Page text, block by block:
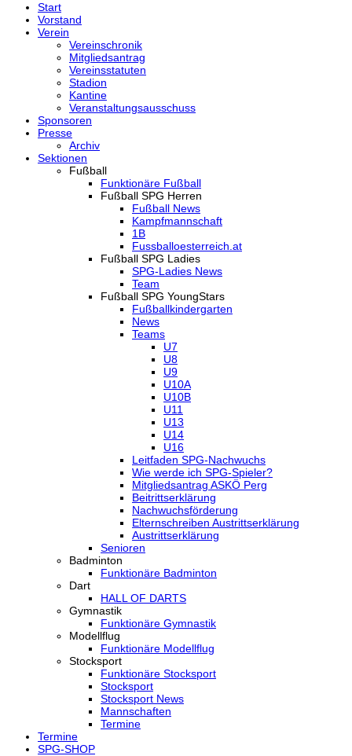
Start
Vorstand
Verein
Vereinschronik
Mitgliedsantrag
Vereinsstatuten
Stadion
Kantine
Veranstaltungsausschuss
Sponsoren
Presse
Archiv
Sektionen
Fußball
Funktionäre Fußball
Fußball SPG Herren
Fußball News
Kampfmannschaft
1B
Fussballoesterreich.at
Fußball SPG Ladies
SPG-Ladies News
Team
Fußball SPG YoungStars
Fußballkindergarten
News
Teams
U7
U8
U9
U10A
U10B
U11
U13
U14
U16
Leitfaden SPG-Nachwuchs
Wie werde ich SPG-Spieler?
Mitgliedsantrag ASKÖ Perg
Beitrittserklärung
Nachwuchsförderung
Elternschreiben Austrittserklärung
Austrittserklärung
Senioren
Badminton
Funktionäre Badminton
Dart
HALL OF DARTS
Gymnastik
Funktionäre Gymnastik
Modellflug
Funktionäre Modellflug
Stocksport
Funktionäre Stocksport
Stocksport
Stocksport News
Mannschaften
Termine
Termine
SPG-SHOP